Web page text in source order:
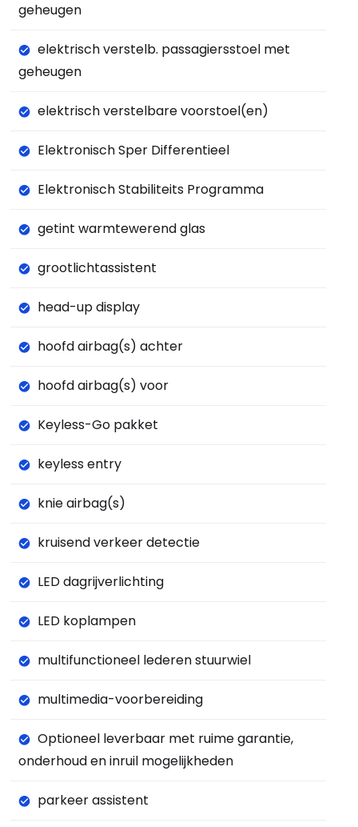
geheugen
elektrisch verstelb. passagiersstoel met
geheugen
elektrisch verstelbare voorstoel(en)
Elektronisch Sper Differentieel
Elektronisch Stabiliteits Programma
getint warmtewerend glas
grootlichtassistent
head-up display
hoofd airbag(s) achter
hoofd airbag(s) voor
Keyless-Go pakket
keyless entry
knie airbag(s)
kruisend verkeer detectie
LED dagrijverlichting
LED koplampen
multifunctioneel lederen stuurwiel
multimedia-voorbereiding
Optioneel leverbaar met ruime garantie,
onderhoud en inruil mogelijkheden
parkeer assistent